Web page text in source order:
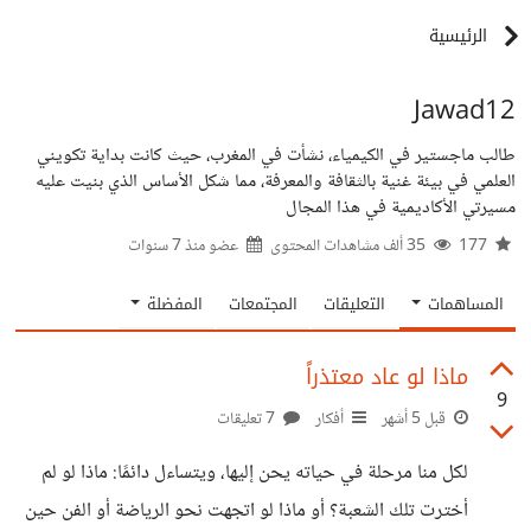
الرئيسية
Jawad12
طالب ماجستير في الكيمياء، نشأت في المغرب، حيث كانت بداية تكويني
العلمي في بيئة غنية بالثقافة والمعرفة، مما شكل الأساس الذي بنيت عليه
مسيرتي الأكاديمية في هذا المجال
عضو منذ7 سنوات
المساهمات التعليقات المجتمعات المفضلة
9
ماذا لو عاد معتذراً
قبل 5 أشهر أفكار
لكل منا مرحلة في حياته يحن إليها، ويتساءل دائمًا: ماذا لو لم
أخترت تلك الشعبة؟ أو ماذا لو اتجهت نحو الرياضة أو الفن حين